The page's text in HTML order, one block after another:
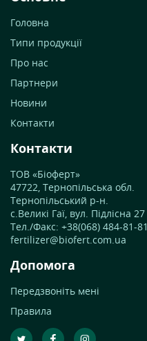
Головна
Типи продукції
Про нас
Партнери
Новини
Контакти
Контакти
ТОВ «Біоферт»
47722, Тернопільська обл.
Тернопільський р-н.
с.Великі Гаї, вул. Підлісна 27
Тел./Факс: +38(068) 484-81-81
fertilizer@biofert.com.ua
Допомога
Передзвоніть мені
Правила